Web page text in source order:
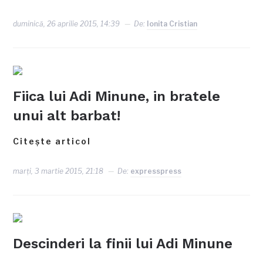
duminică, 26 aprilie 2015, 14:39 De: Ionita Cristian
Fiica lui Adi Minune, in bratele
unui alt barbat!
Citește articol
marți, 3 martie 2015, 21:18 De: expresspress
Descinderi la finii lui Adi Minune